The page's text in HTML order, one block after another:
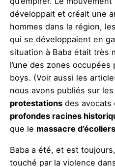
développait et créait une
hommes dans la région,
qui se développaient en
situation à Baba était très
l’une des zones occupées
boys. (Voir aussi les
nous avons publiés sur les
protestations des avocats
profondes racines
que le massacre d’écoliers
Baba a été, et est
touché par la violence